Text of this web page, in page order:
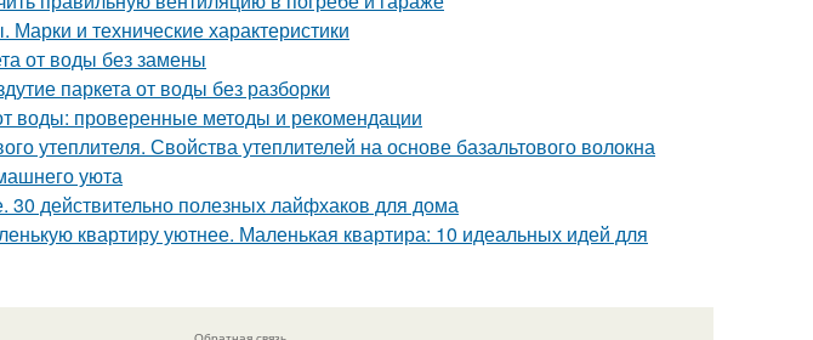
и технические характеристики
от воды без замены
паркета от воды без разборки
воды: проверенные методы и рекомендации
утеплителя. Свойства утеплителей на основе базальтового волокна
уюта
действительно полезных лайфхаков для дома
квартиру уютнее. Маленькая квартира: 10 идеальных идей для